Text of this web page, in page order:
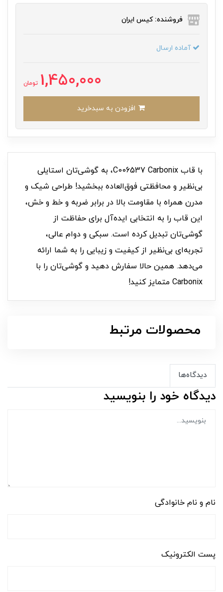
فروشنده: کیس ایران
آماده ارسال
1,450,000 تومان
با قاب C006537 Carbonix، به گوشی‌تان استایلی
بی‌نظیر و محافظتی فوق‌العاده ببخشید! طراحی شیک و
مدرن همراه با مقاومت بالا در برابر ضربه و خط و خش،
این قاب را به انتخابی ایده‌آل برای حفاظت از
گوشی‌تان تبدیل کرده است. سبکی و دوام عالی،
تجربه‌ای بی‌نظیر از کیفیت و زیبایی را به شما ارائه
می‌دهد. همین حالا سفارش دهید و گوشی‌تان را با
Carbonix متمایز کنید!
محصولات مرتبط
دیدگاه‌ها
دیدگاه خود را بنویسید
نام و نام خانوادگی
پست الکترونیک